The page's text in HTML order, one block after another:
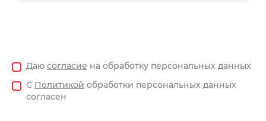
Даю согласие на обработку персональных данных
С Политикой обработки персональных данных
согласен